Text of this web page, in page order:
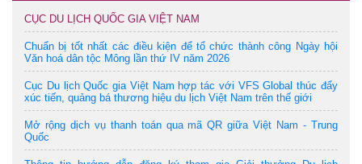
CỤC DU LỊCH QUỐC GIA VIỆT NAM
Chuẩn bị tốt nhất các điều kiện để tổ chức thành công Ngày hội
Văn hoá dân tộc Mông lần thứ IV năm 2026
Cục Du lịch Quốc gia Việt Nam hợp tác với VFS Global thúc đẩy
xúc tiến, quảng bá thương hiệu du lịch Việt Nam trên thế giới
Mở rộng dịch vụ thanh toán qua mã QR giữa Việt Nam - Trung
Quốc